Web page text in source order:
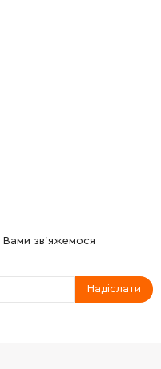
Вами зв'яжемося
Надіслати